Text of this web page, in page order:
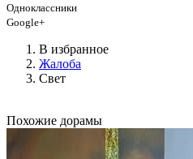
Одноклассники
Google+
В избранное
Жалоба
Свет
Похожие дорамы